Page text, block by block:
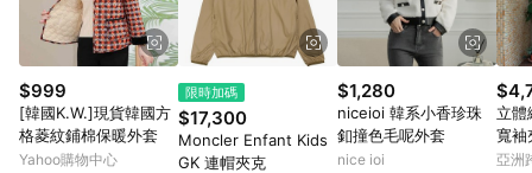
$999
[韓國K.W.]現貨韓國方
格菱紋鋪棉保暖外套
Yahoo購物中心
限時加碼
$17,300
Moncler Enfant Kids
GK 連帽夾克
$1,280
niceioi 韓系小香珍珠
釦撞色毛呢外套
nice ioi
立體
寬袖
亞洲